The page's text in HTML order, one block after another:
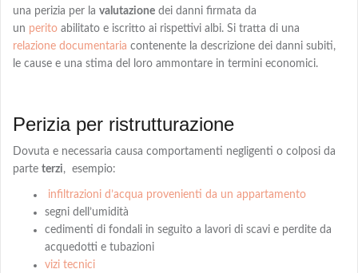
una perizia per la valutazione dei danni firmata da
un perito abilitato e iscritto ai rispettivi albi. Si tratta di una
relazione documentaria contenente la descrizione dei danni subiti,
le cause e una stima del loro ammontare in termini economici.
Perizia per ristrutturazione
Dovuta e necessaria causa comportamenti negligenti o colposi da
parte terzi, esempio:
infiltrazioni d’acqua provenienti da un appartamento
segni dell’umidità
cedimenti di fondali in seguito a lavori di scavi e perdite da
acquedotti e tubazioni
vizi tecnici